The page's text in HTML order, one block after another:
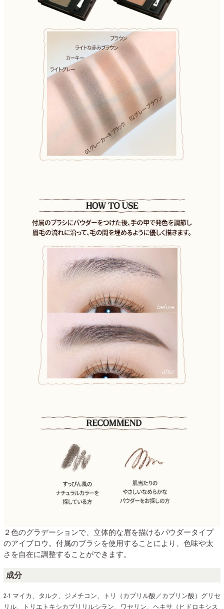
２色のグラデーションで、立体的な眉を描けるパウダータイプ
のアイブロウ。付属のブラシを使用することにより、色味や太
さを自在に調整することができます。
成分
2-1 マイカ、タルク、ジメチコン、トリ（カプリル酸／カプリン酸）グリセ
リル、トリエトキシカプリリルシラン、ワセリン、ヘキサ（ヒドロキシス